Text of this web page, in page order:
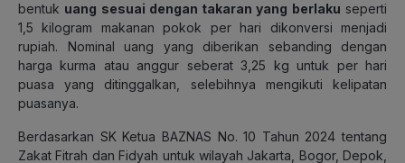
bentuk uang sesuai dengan takaran yang berlaku seperti
1,5 kilogram makanan pokok per hari dikonversi menjadi
rupiah. Nominal uang yang diberikan sebanding dengan
harga kurma atau anggur seberat 3,25 kg untuk per hari
puasa yang ditinggalkan, selebihnya mengikuti kelipatan
puasanya.
Berdasarkan SK Ketua BAZNAS No. 10 Tahun 2024 tentang
Zakat Fitrah dan Fidyah untuk wilayah Jakarta, Bogor, Depok,